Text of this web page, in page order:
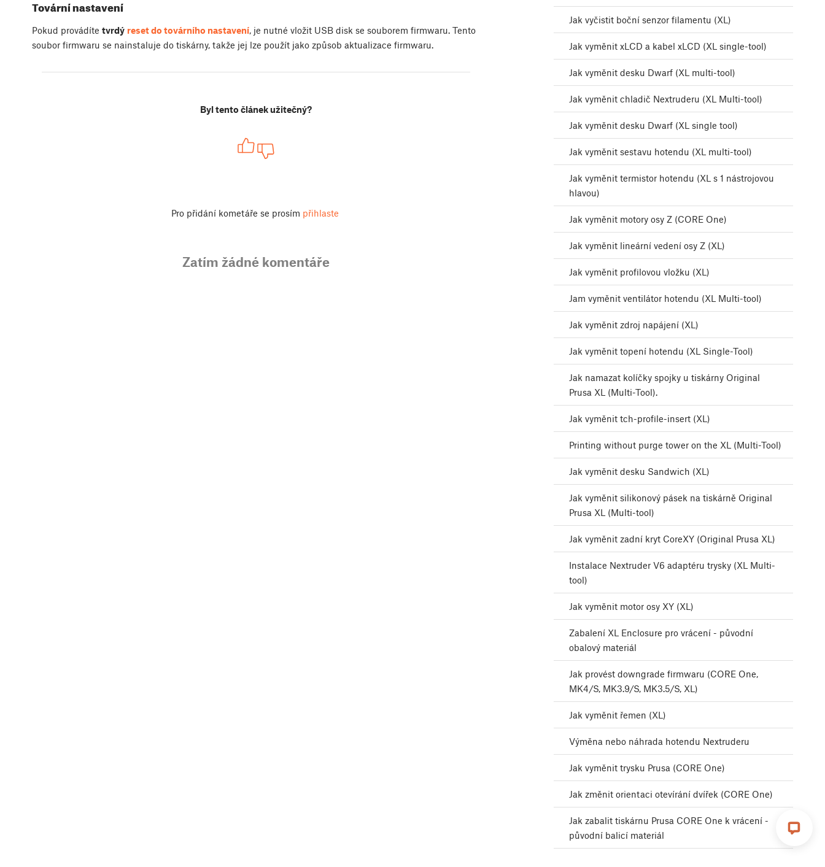
Tovární nastavení
Pokud provádíte tvrdý reset do továrního nastavení, je nutné vložit USB disk se souborem firmwaru. Tento
soubor firmwaru se nainstaluje do tiskárny, takže jej lze použít jako způsob aktualizace firmwaru.
Byl tento článek užitečný?
Pro přidání kometáře se prosím přihlaste
Zatím žádné komentáře
Jak vyčistit boční senzor filamentu (XL)
Jak vyměnit xLCD a kabel xLCD (XL single-tool)
Jak vyměnit desku Dwarf (XL multi-tool)
Jak vyměnit chladič Nextruderu (XL Multi-tool)
Jak vyměnit desku Dwarf (XL single tool)
Jak vyměnit sestavu hotendu (XL multi-tool)
Jak vyměnit termistor hotendu (XL s 1 nástrojovou
hlavou)
Jak vyměnit motory osy Z (CORE One)
Jak vyměnit lineární vedení osy Z (XL)
Jak vyměnit profilovou vložku (XL)
Jam vyměnit ventilátor hotendu (XL Multi-tool)
Jak vyměnit zdroj napájení (XL)
Jak vyměnit topení hotendu (XL Single-Tool)
Jak namazat kolíčky spojky u tiskárny Original
Prusa XL (Multi-Tool).
Jak vyměnit tch-profile-insert (XL)
Printing without purge tower on the XL (Multi-Tool)
Jak vyměnit desku Sandwich (XL)
Jak vyměnit silikonový pásek na tiskárně Original
Prusa XL (Multi-tool)
Jak vyměnit zadní kryt CoreXY (Original Prusa XL)
Instalace Nextruder V6 adaptéru trysky (XL Multi-
tool)
Jak vyměnit motor osy XY (XL)
Zabalení XL Enclosure pro vrácení - původní
obalový materiál
Jak provést downgrade firmwaru (CORE One,
MK4/S, MK3.9/S, MK3.5/S, XL)
Jak vyměnit řemen (XL)
Výměna nebo náhrada hotendu Nextruderu
Jak vyměnit trysku Prusa (CORE One)
Jak změnit orientaci otevírání dvířek (CORE One)
Jak zabalit tiskárnu Prusa CORE One k vrácení -
původní balicí materiál